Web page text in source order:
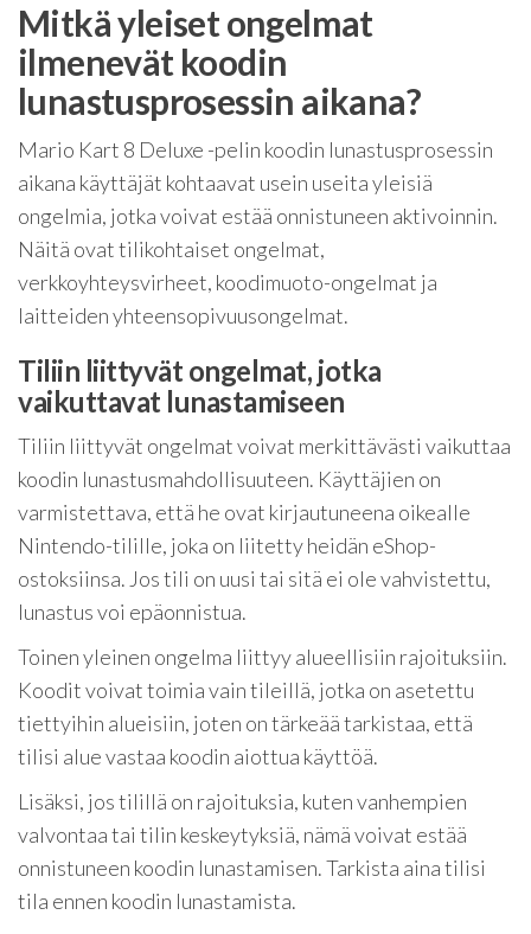
Mitkä yleiset ongelmat
ilmenevät koodin
lunastusprosessin aikana?
Mario Kart 8 Deluxe -pelin koodin lunastusprosessin
aikana käyttäjät kohtaavat usein useita yleisiä
ongelmia, jotka voivat estää onnistuneen aktivoinnin.
Näitä ovat tilikohtaiset ongelmat,
verkkoyhteysvirheet, koodimuoto-ongelmat ja
laitteiden yhteensopivuusongelmat.
Tiliin liittyvät ongelmat, jotka
vaikuttavat lunastamiseen
Tiliin liittyvät ongelmat voivat merkittävästi vaikuttaa
koodin lunastusmahdollisuuteen. Käyttäjien on
varmistettava, että he ovat kirjautuneena oikealle
Nintendo-tilille, joka on liitetty heidän eShop-
ostoksiinsa. Jos tili on uusi tai sitä ei ole vahvistettu,
lunastus voi epäonnistua.
Toinen yleinen ongelma liittyy alueellisiin rajoituksiin.
Koodit voivat toimia vain tileillä, jotka on asetettu
tiettyihin alueisiin, joten on tärkeää tarkistaa, että
tilisi alue vastaa koodin aiottua käyttöä.
Lisäksi, jos tilillä on rajoituksia, kuten vanhempien
valvontaa tai tilin keskeytyksiä, nämä voivat estää
onnistuneen koodin lunastamisen. Tarkista aina tilisi
tila ennen koodin lunastamista.